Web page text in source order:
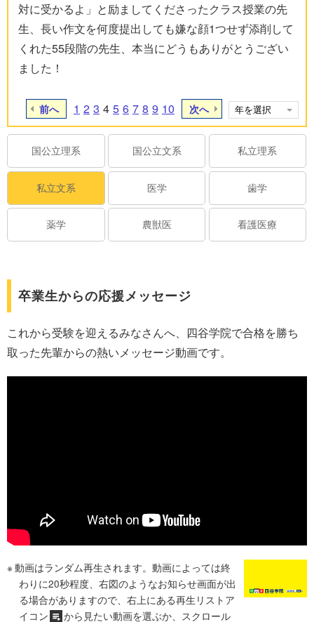
対に受かるよ」と励ましてくださったクラス授業の先
生、長い作文を何度提出しても嫌な顔1つせず添削して
くれた55段階の先生、本当にどうもありがとうござい
ました！
前へ 1 2 3 4 5 6 7 8 9 10 次へ
国公立理系 国公立文系 私立理系
私立文系 医学 歯学
薬学 農獣医 看護医療
卒業生からの応援メッセージ
これから受験を迎えるみなさんへ、四谷学院で合格を勝ち
取った先輩からの熱いメッセージ動画です。
動画はランダム再生されます。動画によっては終
わりに20秒程度、右図のようなお知らせ画面が出
る場合がありますので、右上にある再生リストア
イコン
から見たい動画を選ぶか、スクロール